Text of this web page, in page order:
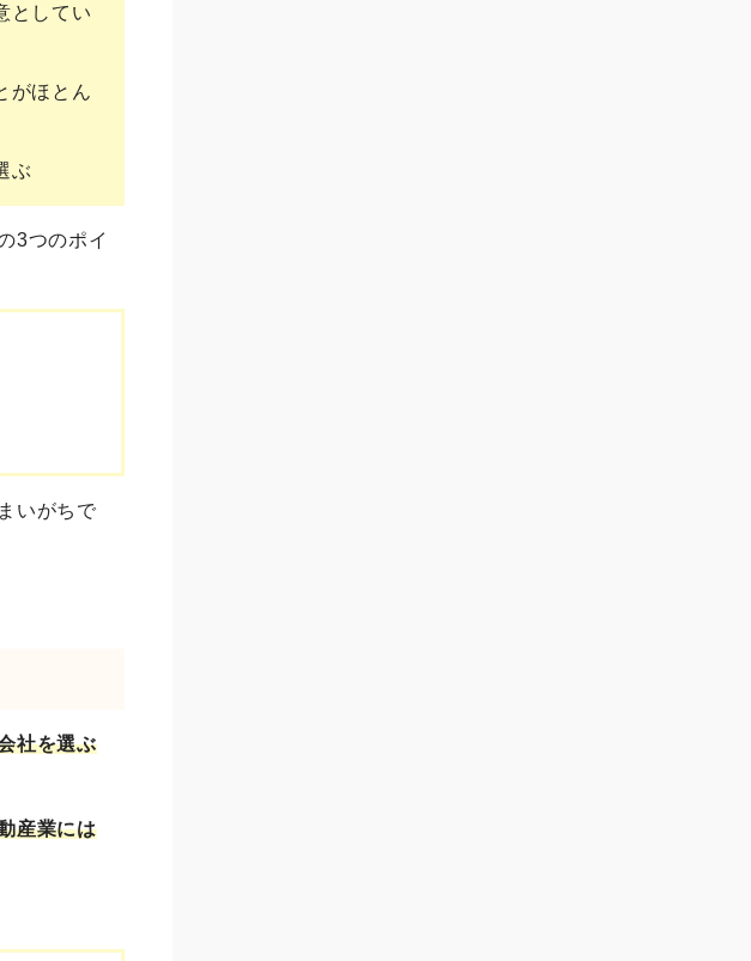
としてい
がほとん
ぶ
3つのポイ
いがちで
社を選ぶ
産業には